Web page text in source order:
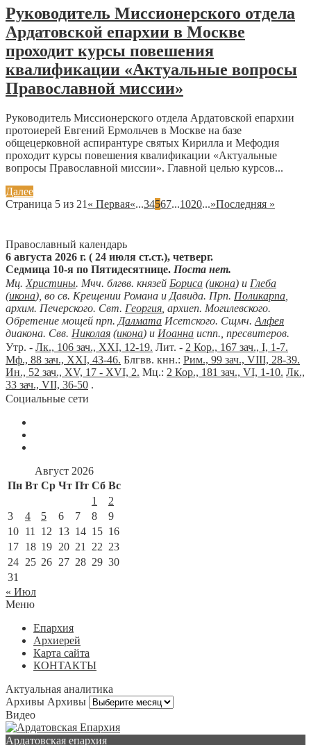
Руководитель Миссионерского отдела
Ардатовской епархии в Москве
проходит курсы повешения
квалификации «Актуальные вопросы
Православной миссии»
Руководитель Миссионерского отдела Ардатовской епархии
протоиерей Евгений Ермольчев в Москве на базе
общецерковной аспирантуре святых Кирилла и Мефодия
проходит курсы повешения квалификации «Актуальные
вопросы Православной миссии». Главной целью курсов...
Далее
Страница 5 из 21 « Первая«...34567...1020...»Последняя »
Православный календарь
6 августа 2026 г. ( 24 июля ст.ст.), четверг.
Седмица 10-я по Пятидесятнице. Поста нет.
Мц. Христины. Мчч. блгвв. князей Бориса (икона) и Глеба
(икона), во св. Крещении Романа и Давида. Прп. Поликарпа
архим. Печерского. Свт. Георгия , архиеп. Могилевского.
Обретение мощей прп. Далмата Исетского. Сщмч. Алфея
диакона. Свв. Николая (икона) и Иоанна испп., пресвитеров.
Утр. - Лк., 106 зач., XXI, 12-19. Лит. - 2 Кор., 167 зач., I, 1-7.
Мф., 88 зач., XXI, 43-46. Блгвв. кнн.: Рим., 99 зач., VIII, 28-39.
Ин., 52 зач., XV, 17 - XVI, 2. Мц.: 2 Кор., 181 зач., VI, 1-10. Лк.,
33 зач., VII, 36-50 .
Социальные сети
Август 2026
Пн Вт Ср Чт Пт Сб Вс
1
2
3
4 5 6 7 8
9
10 11 12 13 14 15 16
17 18 19 20 21 22 23
24 25 26 27 28 29 30
31
« Июл
Меню
Епархия
Архиерей
Карта сайта
КОНТАКТЫ
Актуальная аналитика
Архивы Архивы
Видео
Ардатовская епархия